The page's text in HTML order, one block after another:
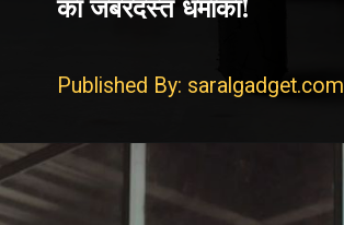
का जबरदस्त धमाका!
Published By: saralgadget.com